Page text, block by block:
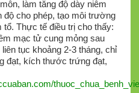
làm tăng độ dày niêm
độ cho phép, tạo môi trường
tổ. Thực tế điều trị cho thấy:
mạc tử cung mỏng sau
tục khoảng 2-3 tháng, chỉ
đạt, kích thước trứng đạt,